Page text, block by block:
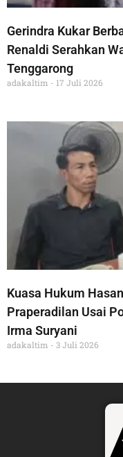
Gerindra Kukar
Renaldi Serahkan
Tenggarong
adakaltim 17 Juli 2026
Kuasa Hukum
Praperadilan Usai
Irma Suryani
adakaltim 3 Juli 2026